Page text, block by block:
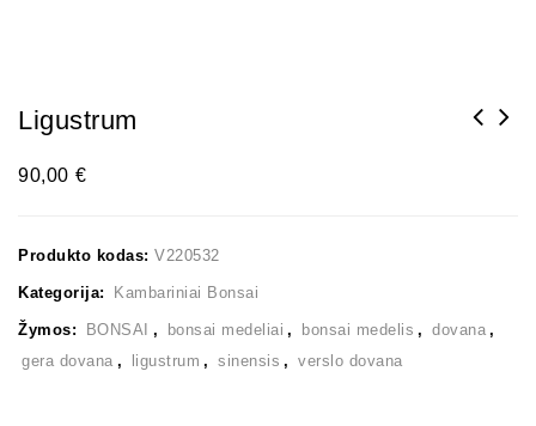
Ligustrum
90,00 €
Produkto kodas: V220532
Kategorija: Kambariniai Bonsai
Žymos: BONSAI , bonsai medeliai , bonsai medelis , dovana ,
gera dovana , ligustrum , sinensis , verslo dovana